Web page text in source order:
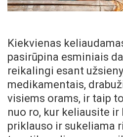
Kiekvienas
pasirūpina esminiais
reikalingi esant
medikamentais,
visiems orams, ir taip
nuo ro, kur keliausite ir
priklauso ir sukeliama